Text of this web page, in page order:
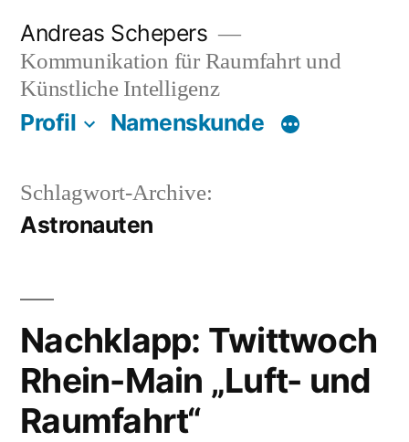
Inhalt
springen
Andreas Schepers
Kommunikation für Raumfahrt und
Künstliche Intelligenz
Profil Namenskunde
Schlagwort-Archive:
Astronauten
Nachklapp: Twittwoch
Rhein-Main „Luft- und
Raumfahrt“